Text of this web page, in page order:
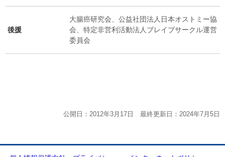
後援
大腸癌研究会、公益社団法人日本オストミー協
会、特定非営利活動法人ブレイブサークル運営
委員会
公開日：2012年3月17日 最終更新日：2024年7月5日